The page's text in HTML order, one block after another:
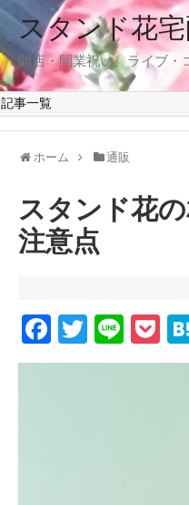
スタンド花
開店・開業祝い、ライブ
記事一覧
ホーム 通販
スタンド花
注意点
F
a
T
wi
Li
n
P
o